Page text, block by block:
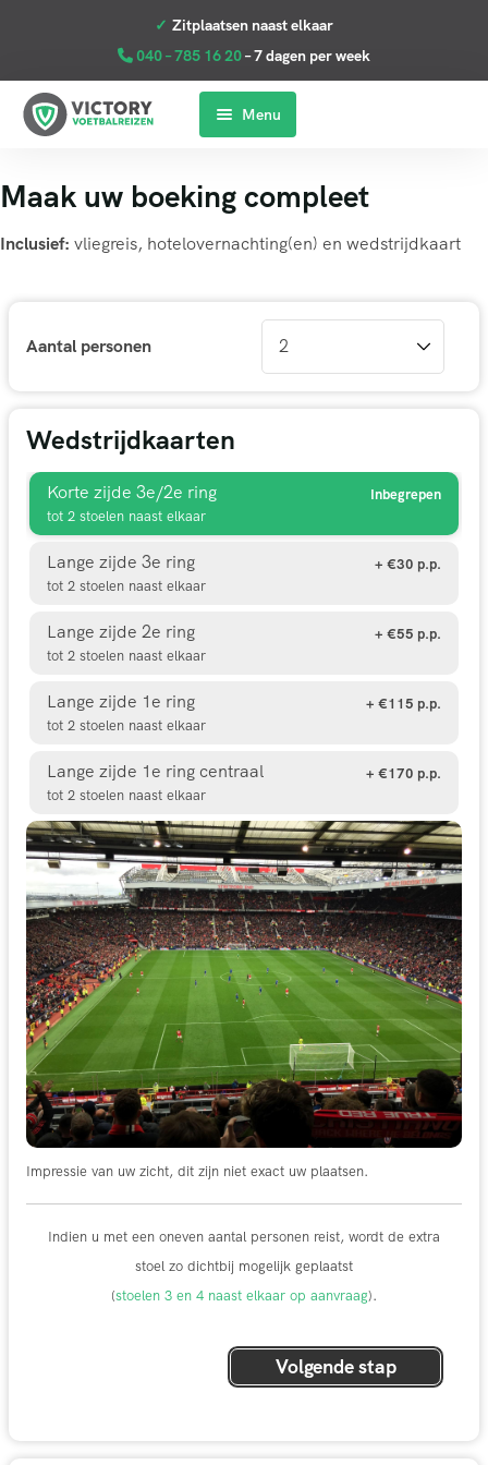
040 – 785 16 20– 7 dagen per week
Menu
Premier League
Maak uw boeking compleet
Inclusief: vliegreis, hotelovernachting(en) en wedstrijdkaart
Aantal personen
Wedstrijdkaarten
Impressie van uw zicht, dit zijn niet exact uw plaatsen.
Korte zijde 3e/2e ring
tot 2 stoelen naast elkaar
Inbegrepen
Lange zijde 3e ring
tot 2 stoelen naast elkaar
+ €30 p.p.
Lange zijde 2e ring
tot 2 stoelen naast elkaar
+ €55 p.p.
Lange zijde 1e ring
tot 2 stoelen naast elkaar
+ €115 p.p.
Lange zijde 1e ring centraal
tot 2 stoelen naast elkaar
+ €170 p.p.
Indien u met een oneven aantal personen reist, wordt de extra
stoel zo dichtbij mogelijk geplaatst
(stoelen 3 en 4 naast elkaar op aanvraag).
Volgende stap